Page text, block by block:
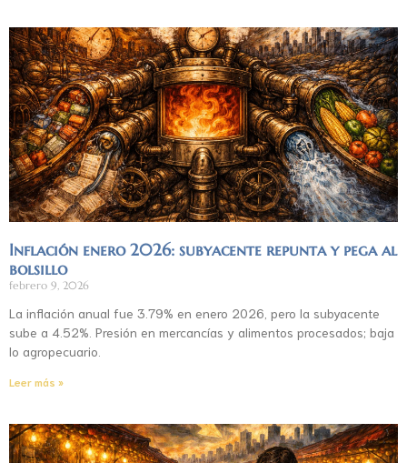
Inflación enero 2026: subyacente repunta y pega al
bolsillo
febrero 9, 2026
La inflación anual fue 3.79% en enero 2026, pero la subyacente
sube a 4.52%. Presión en mercancías y alimentos procesados; baja
lo agropecuario.
Leer más »